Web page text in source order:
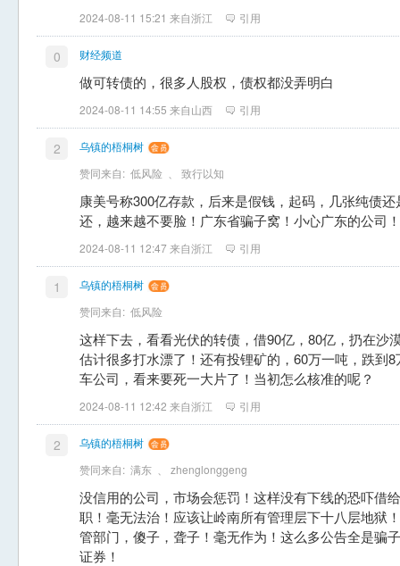
2024-08-11 15:21 来自浙江 引用
0 财经频道
做可转债的，很多人股权，债权都没弄明白
2024-08-11 14:55 来自山西 引用
2
乌镇的梧桐树
赞同来自: 低风险 致行以知
康美号称300亿存款，后来是假钱，起码，几张纯债
还，越来越不要脸！广东省骗子窝！小心广东的公司！
2024-08-11 12:47 来自浙江 引用
1
乌镇的梧桐树
赞同来自: 低风险
这样下去，看看光伏的转债，借90亿，80亿，扔在沙
估计很多打水漂了！还有投锂矿的，60万一吨，跌到
车公司，看来要死一大片了！当初怎么核准的呢？
2024-08-11 12:42 来自浙江 引用
2
乌镇的梧桐树
赞同来自: 满东 zhenglonggeng
没信用的公司，市场会惩罚！这样没有下线的恐吓借
职！毫无法治！应该让岭南所有管理层下十八层地狱
管部门，傻子，聋子！毫无作为！这么多公告全是骗
证券！